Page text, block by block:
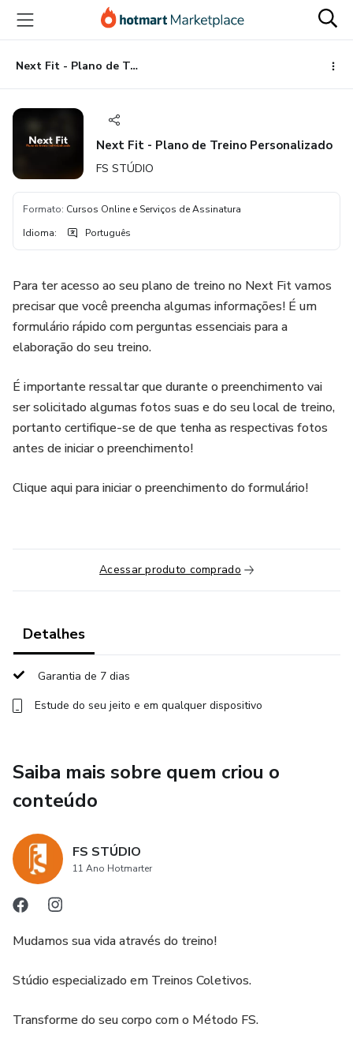
para
conteúdo
principal
para
pagamento
para
rodapé
Next Fit - Plano de Treino Personalizado
Next Fit - Plano de Treino Personalizado
FS STÚDIO
Formato: Cursos Online e Serviços de Assinatura
Idioma: Português
​Para ter acesso ao seu plano de treino no Next Fit vamos
precisar que você preencha algumas informações! É um
formulário rápido com perguntas essenciais para a
elaboração do seu treino.
É importante ressaltar que durante o preenchimento vai
ser solicitado algumas fotos suas e do seu local de treino,
portanto certifique-se de que tenha as respectivas fotos
antes de iniciar o preenchimento!
Clique aqui para iniciar o preenchimento do formulário!
Acessar produto comprado
Detalhes
Garantia de 7 dias
Estude do seu jeito e em qualquer dispositivo
Saiba mais sobre quem criou o
conteúdo
FS STÚDIO
11 Ano Hotmarter
Mudamos sua vida através do treino!
Stúdio especializado em Treinos Coletivos.
Transforme do seu corpo com o Método FS.